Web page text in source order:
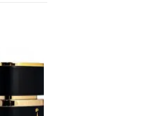
à la liste
d’envies